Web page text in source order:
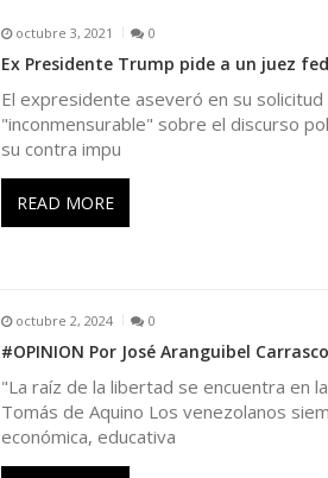
octubre 3, 2021 0
Ex Presidente Trump pide a un juez
El expresidente aseveró en su
"inconmensurable" sobre el discurso
su contra impu
READ MORE
octubre 2, 2024 0
#OPINION Por José Aranguibel
"La raíz de la libertad se encuentra en
Tomás de Aquino Los venezolanos
económica, educativa